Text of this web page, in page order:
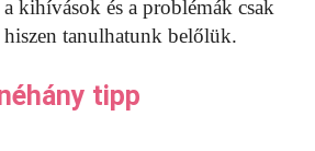
kihívások és a problémák csak
tanulhatunk belőlük.
tipp